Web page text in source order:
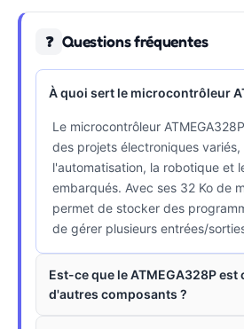
❓ Questions fréquentes
À quoi sert le microcontrôleur
Le microcontrôleur
des projets électroniques
l'automatisation, la robotique et
embarqués. Avec ses 32 Ko de
permet de stocker des
de gérer plusieurs entrées/
Est-ce que le ATMEGA328P
d'autres composants ?